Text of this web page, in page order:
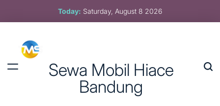
Today: Saturday, August 8 2026
Sewa Mobil Hiace
Bandung